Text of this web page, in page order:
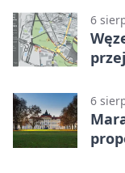
6
6